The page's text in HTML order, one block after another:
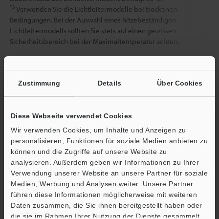
Zustimmung Details Über Cookies
Diese Webseite verwendet Cookies
Wir verwenden Cookies, um Inhalte und Anzeigen zu
personalisieren, Funktionen für soziale Medien anbieten zu
können und die Zugriffe auf unsere Website zu
analysieren. Außerdem geben wir Informationen zu Ihrer
Verwendung unserer Website an unsere Partner für soziale
Medien, Werbung und Analysen weiter. Unsere Partner
führen diese Informationen möglicherweise mit weiteren
Daten zusammen, die Sie ihnen bereitgestellt haben oder
die sie im Rahmen Ihrer Nutzung der Dienste gesammelt
*3 Verwenden Sie die Lichtleitermodelle bei trockenen
Bedingungen. Bei der Auswahl eines hitzebeständigen
Lichtleitermodells sollten Sie stets auf einen gewissen
Sicherheitsbereich bei der Maximaltemperatur achten.
Broschüre herunterladen
Support